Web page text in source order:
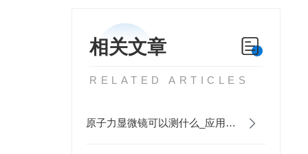
相关文章
RELATED ARTICLES
原子力显微镜可以测什么_应用百科